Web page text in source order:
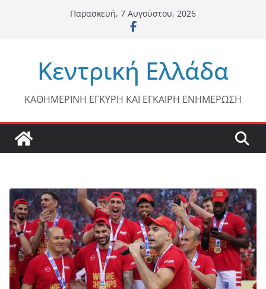
Παρασκευή, 7 Αυγούστου, 2026
Κεντρική Ελλάδα
ΚΑΘΗΜΕΡΙΝΗ ΕΓΚΥΡΗ ΚΑΙ ΕΓΚΑΙΡΗ ΕΝΗΜΕΡΩΣΗ